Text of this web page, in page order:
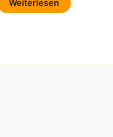
Weiterlesen